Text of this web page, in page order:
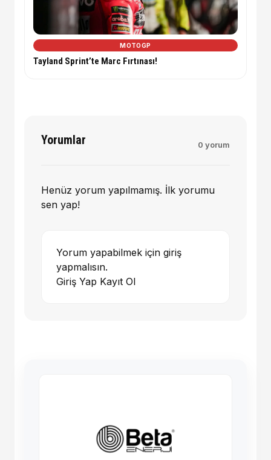
MOTOGP
Tayland Sprint’te Marc Fırtınası!
Yorumlar 0 yorum
Henüz yorum yapılmamış. İlk yorumu
sen yap!
Yorum yapabilmek için giriş
yapmalısın.
Giriş Yap Kayıt Ol